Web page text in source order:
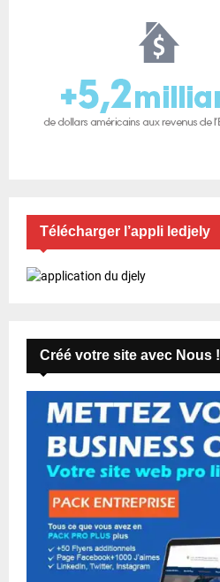
Télécharger l’appli ledjely
Créé votre site avec Nous !